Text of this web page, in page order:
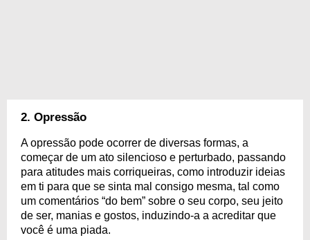
2. Opressão
A opressão pode ocorrer de diversas formas, a
começar de um ato silencioso e perturbado, passando
para atitudes mais corriqueiras, como introduzir ideias
em ti para que se sinta mal consigo mesma, tal como
um comentários “do bem” sobre o seu corpo, seu jeito
de ser, manias e gostos, induzindo-a a acreditar que
você é uma piada.